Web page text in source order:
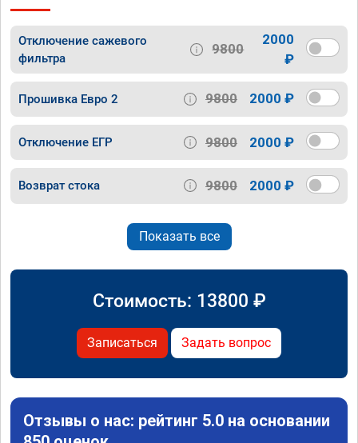
Отключение сажевого
фильтра
9800
2000
₽
Прошивка Евро 2 9800 2000 ₽
Отключение ЕГР 9800 2000 ₽
Возврат стока 9800 2000 ₽
Показать все
Стоимость: 13800 ₽
Записаться Задать вопрос
Отзывы о нас: рейтинг 5.0 на основании